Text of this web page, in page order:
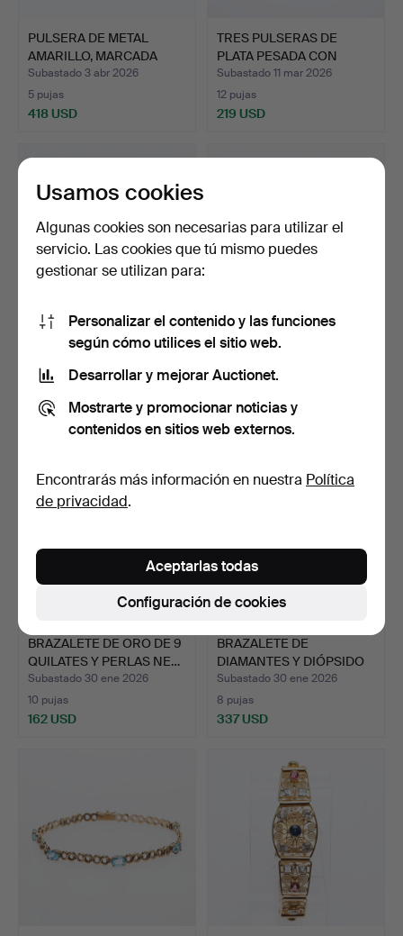
PULSERA DE METAL
AMARILLO, MARCADA
CON 9 Q…
Subastado 3 abr 2026
5 pujas
418 USD
TRES PULSERAS DE
PLATA PESADA CON
SELLO 92…
Subastado 11 mar 2026
12 pujas
219 USD
PULSERA CON
QUILATES…
Subastado 23 feb 2026
4 pujas
324 USD
PULSERA DE CADENA DE
Subastado 3 feb 2026
310 USD
BRAZALETE DE ORO DE 9
QUILATES Y PERLAS NE…
Subastado 30 ene 2026
10 pujas
162 USD
BRAZALETE DE
DIAMANTES Y DIÓPSIDO
EN ORO D…
Subastado 30 ene 2026
8 pujas
337 USD
Usamos cookies
Algunas cookies son necesarias para utilizar el
servicio. Las cookies que tú mismo puedes
gestionar se utilizan para:
Personalizar el contenido y las funciones
según cómo utilices el sitio web.
Desarrollar y mejorar Auctionet.
Mostrarte y promocionar noticias y
contenidos en sitios web externos.
Encontrarás más información en nuestra Política
de privacidad.
Configuración de cookies
Aceptarlas todas